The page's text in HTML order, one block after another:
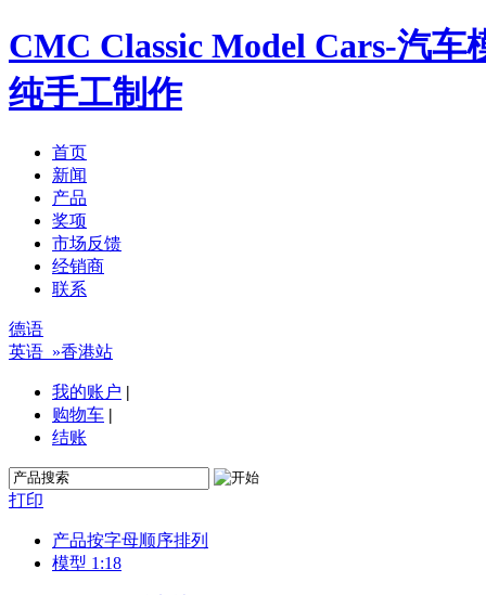
CMC Classic Model Cars-汽
纯手工制作
首页
新闻
产品
奖项
市场反馈
经销商
联系
德语
英语 »香港站
我的账户 |
购物车 |
结账
打印
产品按字母顺序排列
模型 1:18